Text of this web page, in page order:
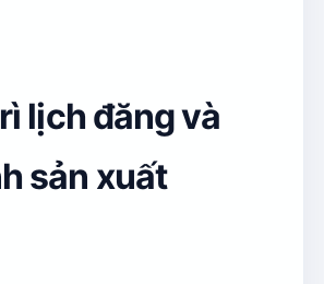
lịch đăng và
sản xuất